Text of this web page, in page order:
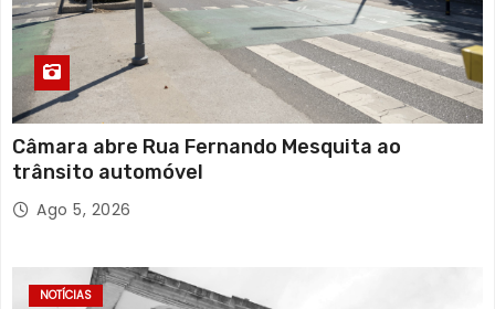
Câmara abre Rua Fernando Mesquita ao
trânsito automóvel
Ago 5, 2026
NOTÍCIAS